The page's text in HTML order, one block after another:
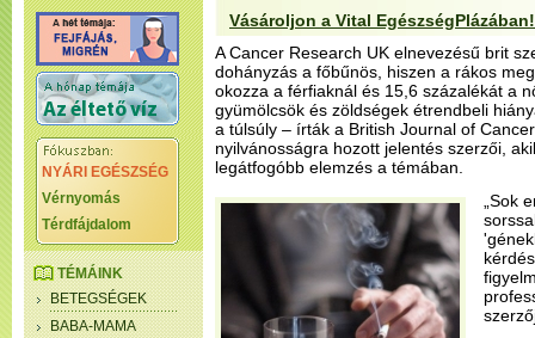
NYÁRI EGÉSZSÉG
Vérnyomás
Térdfájdalom
TÉMÁINK
BETEGSÉGEK
BABA-MAMA
Vásároljon a Vital EgészségPlázában!
A Cancer Research UK elnevezésű brit
dohányzás a főbűnös, hiszen a rákos
okozza a férfiaknál és 15,6 százalékát a
gyümölcsök és zöldségek étrendbeli
a túlsúly – írták a British Journal of
nyilvánosságra hozott jelentés szerzői,
legátfogóbb elemzés a témában.
„Sok